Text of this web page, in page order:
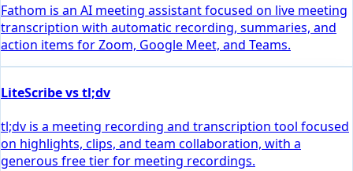
Fathom is an AI meeting assistant focused on live meeting
transcription with automatic recording, summaries, and
action items for Zoom, Google Meet, and Teams.
LiteScribe vs tl;dv
tl;dv is a meeting recording and transcription tool focused
on highlights, clips, and team collaboration, with a
generous free tier for meeting recordings.